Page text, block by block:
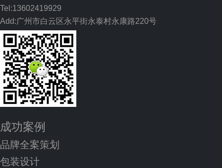
Tel:13602419929
Add:广州市白云区永平街永泰村永康路220号
成功案例
品牌全案策划
包装设计